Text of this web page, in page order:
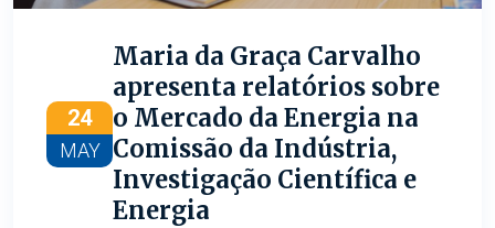
24
MAY
Maria da Graça Carvalho
apresenta relatórios sobre
o Mercado da Energia na
Comissão da Indústria,
Investigação Científica e
Energia